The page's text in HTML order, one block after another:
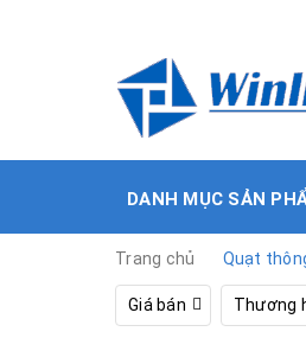
DANH MỤC SẢN
Trang chủ Quạt
Giá bán Thương